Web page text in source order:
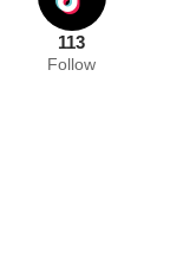
113
Follow